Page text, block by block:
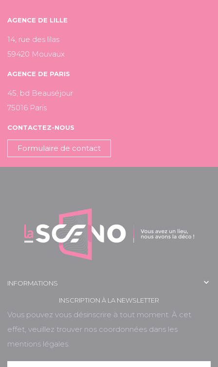
AGENCE DE LILLE
14, rue des lilas
59420 Mouvaux
AGENCE DE PARIS
45, bd Beauséjour
75016 Paris
CONTACTEZ-NOUS
Formulaire de contact
INFORMATIONS 
INSCRIPTION À LA NEWSLETTER
Vous pouvez vous désinscrire à tout moment. À cet
effet, veuillez trouver nos coordonnées dans les
mentions légales.